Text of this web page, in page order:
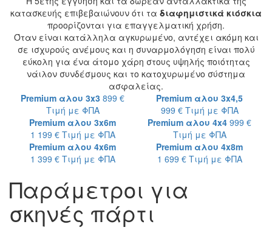
κατασκευής επιβεβαιώνουν ότι τα διαφημιστικά κιόσκια
προορίζονται για επαγγελματική χρήση.
Όταν είναι κατάλληλα αγκυρωμένο, αντέχει ακόμη και
σε ισχυρούς ανέμους και η συναρμολόγηση είναι πολύ
εύκολη για ένα άτομο χάρη στους υψηλής ποιότητας
νάιλον συνδέσμους και το κατοχυρωμένο σύστημα
ασφαλείας.
Premium αλου 3x3 899 €
Τιμή με ΦΠΑ
Premium αλου 3x4,5
999 € Τιμή με ΦΠΑ
Premium αλου 3x6m
1 199 € Τιμή με ΦΠΑ
Premium αλου 4x4 999 €
Τιμή με ΦΠΑ
Premium αλου 4x6m
1 399 € Τιμή με ΦΠΑ
Premium αλου 4x8m
1 699 € Τιμή με ΦΠΑ
Παράμετροι για
σκηνές πάρτι